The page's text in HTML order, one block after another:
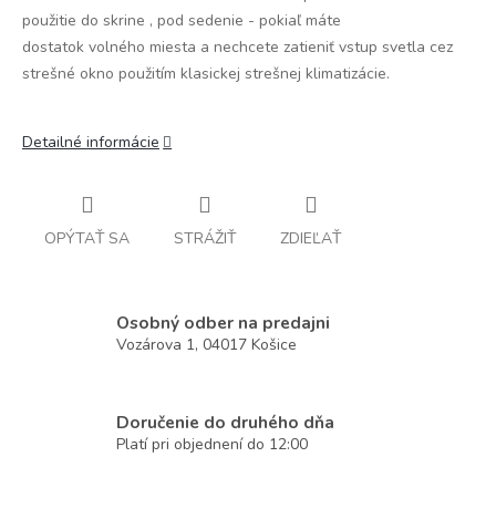
použitie do skrine , pod sedenie - pokiaľ máte
dostatok volného miesta a nechcete zatieniť vstup svetla cez
strešné okno použitím klasickej strešnej klimatizácie.
Detailné informácie
OPÝTAŤ SA STRÁŽIŤ ZDIEĽAŤ
Osobný odber na predajni
Vozárova 1, 04017 Košice
Doručenie do druhého dňa
Platí pri objednení do 12:00